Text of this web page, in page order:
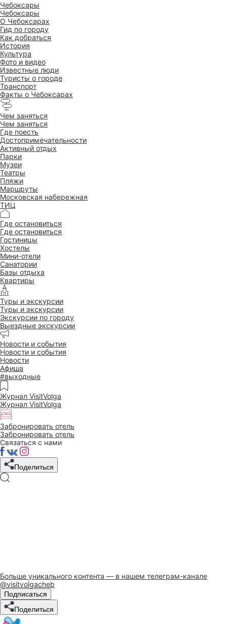
Чебоксары
Чебоксары
O Чебоксарах
Гид по городу
Как добраться
История
Культура
Фото и видео
Известные люди
Туристы о городе
Транспорт
Факты о Чебоксарах
Чем заняться
Чем заняться
Где поесть
Достопримеча­тельности
Активный отдых
Парки
Музеи
Театры
Пляжи
Маршруты
Московская набережная
ТИЦ
Где остановиться
Где остановиться
Гостиницы
Хостелы
Мини-отели
Санатории
Базы отдыха
Квартиры
Туры и экскурсии
Туры и экскурсии
Экскурсии по городу
Выездные экскурсии
Новости и события
Новости и события
Новости
Афиша
#выходные
Журнал VisitVolga
Журнал VisitVolga
Забронировать отель
Забронировать отель
Связаться с нами
Поделиться
Больше уникального контента — в нашем телеграм-канале
@visitvolgacheb
Подписаться
Поделиться